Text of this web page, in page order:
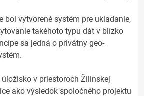
bol vytvorené systém pre ukladanie,
takéhoto typu dát v blízko
sa jedná o privátny geo-
v priestoroch Žilinskej
ako výsledok spoločného projektu